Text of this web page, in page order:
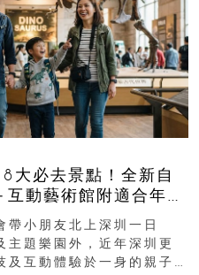
大必去景點！全新自
互動藝術館附適合年
帶小朋友北上深圳一日
主題樂園外，近年深圳更
及互動體驗於一身的親子